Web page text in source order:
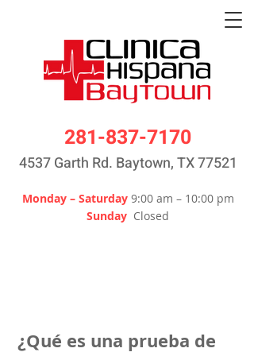
281-837-7170
4537 Garth Rd. Baytown, TX 77521
Monday – Saturday 9:00 am – 10:00 pm
Sunday Closed
¿Qué es una prueba de